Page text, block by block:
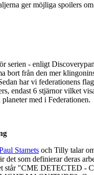
ger möjliga spoilers
serien - enligt
bort från den mer
har vi federationens
endast 6 stjärnor vilket
med i Federationen.
Stamets och Tilly talar
det som definierar deras
står "CME DETECTED -